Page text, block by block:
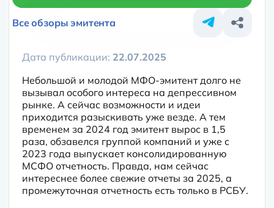
Все обзоры эмитента
Дата публикации: 22.07.2025
Небольшой и молодой МФО-эмитент долго не
вызывал особого интереса на депрессивном
рынке. А сейчас возможности и идеи
приходится разыскивать уже везде. А тем
временем за 2024 год эмитент вырос в 1,5
раза, обзавелся группой компаний и уже с
2023 года выпускает консолидированную
МСФО отчетность. Правда, нам сейчас
интереснее более свежие отчеты за 2025, а
промежуточная отчетность есть только в РСБУ.